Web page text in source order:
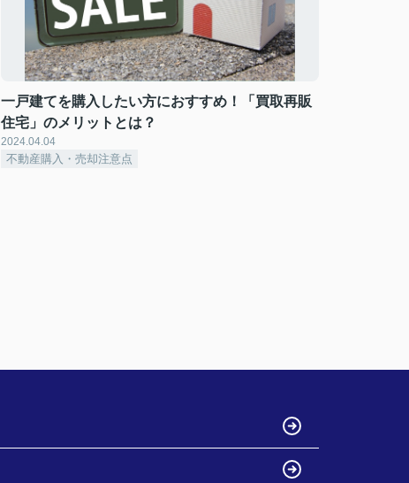
一戸建てを購入したい方におすすめ！「買取再販
住宅」のメリットとは？
2024.04.04
不動産購入・売却注意点